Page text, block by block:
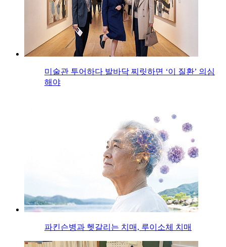
미술관 투어하다 발바닥 찌릿하면 ‘이 질환’ 의심
해야
파킨슨병과 헷갈리는 치매, 루이소체 치매